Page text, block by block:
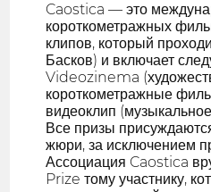
Caostica — это
короткометражных
клипов, который
Басков) и включает
Videozinema
короткометражные
видеоклип
Все призы
жюри, за исключением
Ассоциация Caostica
Prize тому участнику,